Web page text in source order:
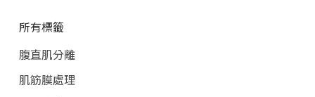
所有標籤
腹直肌分離
肌筋膜處理